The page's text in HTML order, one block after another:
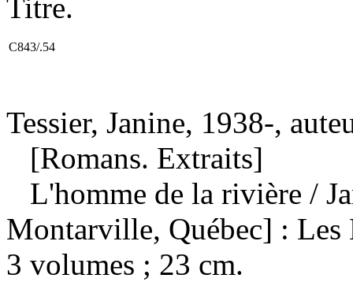
Titre.
C843/.54
Tessier, Janine, 1938-,
[Romans. Extraits]
L'homme de la rivière /
Montarville, Québec] :
3 volumes ; 23 cm.